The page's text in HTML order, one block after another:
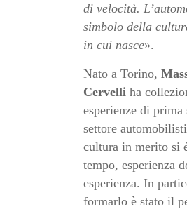
di velocità.
simbolo della
in cui nasce».
Nato a Torino,
Cervelli ha
esperienze di prima
settore
cultura in merito si
tempo, esperienza
esperienza. In
formarlo è stato il